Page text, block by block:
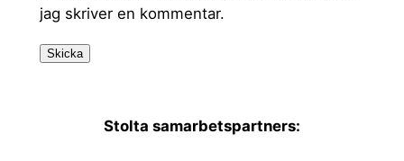
jag skriver en kommentar.
Stolta samarbetspartners: